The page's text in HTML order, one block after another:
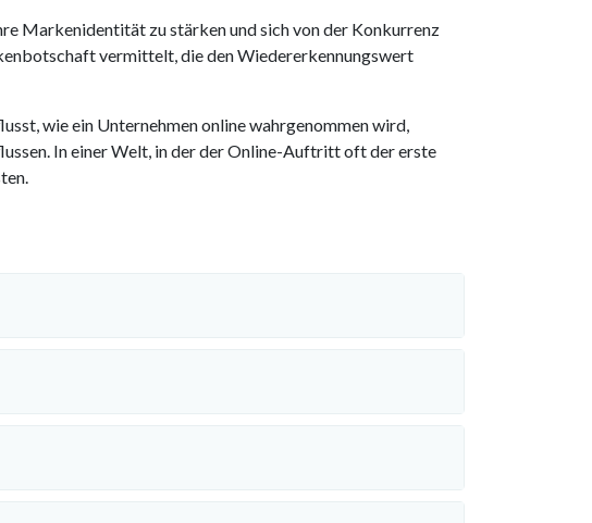
Markenidentität zu stärken und sich von der Konkurrenz
vermittelt, die den Wiedererkennungswert
wie ein Unternehmen online wahrgenommen wird,
In einer Welt, in der der Online-Auftritt oft der erste